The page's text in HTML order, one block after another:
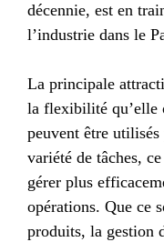
décennie, est en
l’industrie dans le
La principale
la flexibilité qu’elle
peuvent être
variété de tâches,
gérer plus
opérations. Que ce
produits, la gestion